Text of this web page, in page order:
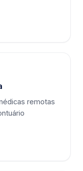
remotas